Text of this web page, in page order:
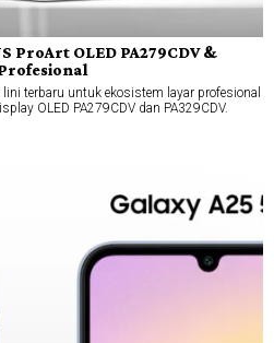
ProArt OLED PA279CDV &
terbaru untuk ekosistem layar profesional
OLED PA279CDV dan PA329CDV.